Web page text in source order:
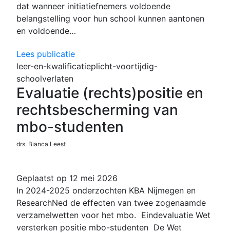
dat wanneer initiatiefnemers voldoende
belangstelling voor hun school kunnen aantonen
en voldoende…
Lees publicatie
leer-en-kwalificatieplicht-voortijdig-
schoolverlaten
Evaluatie (rechts)positie en
rechtsbescherming van
mbo-studenten
drs. Bianca Leest
Geplaatst op 12 mei 2026
In 2024-2025 onderzochten KBA Nijmegen en
ResearchNed de effecten van twee zogenaamde
verzamelwetten voor het mbo. Eindevaluatie Wet
versterken positie mbo-studenten De Wet